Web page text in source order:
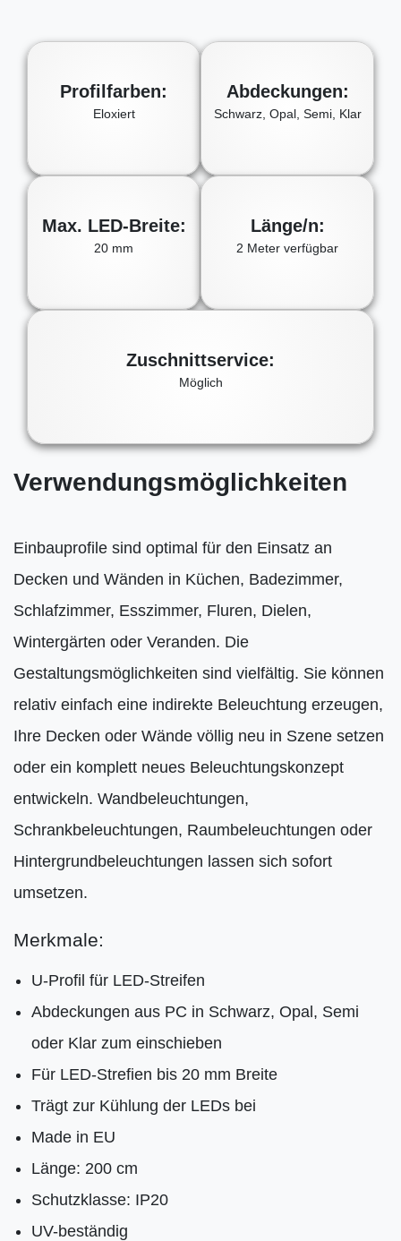
Profilfarben:
Eloxiert
Abdeckungen:
Schwarz, Opal, Semi, Klar
Max. LED-Breite:
20 mm
Länge/n:
2 Meter verfügbar
Zuschnittservice:
Möglich
Verwendungsmöglichkeiten
Einbauprofile sind optimal für den Einsatz an
Decken und Wänden in Küchen, Badezimmer,
Schlafzimmer, Esszimmer, Fluren, Dielen,
Wintergärten oder Veranden. Die
Gestaltungsmöglichkeiten sind vielfältig. Sie können
relativ einfach eine indirekte Beleuchtung erzeugen,
Ihre Decken oder Wände völlig neu in Szene setzen
oder ein komplett neues Beleuchtungskonzept
entwickeln. Wandbeleuchtungen,
Schrankbeleuchtungen, Raumbeleuchtungen oder
Hintergrundbeleuchtungen lassen sich sofort
umsetzen.
Merkmale:
U-Profil für LED-Streifen
Abdeckungen aus PC in Schwarz, Opal, Semi
oder Klar zum einschieben
Für LED-Strefien bis 20 mm Breite
Trägt zur Kühlung der LEDs bei
Made in EU
Länge: 200 cm
Schutzklasse: IP20
UV-beständig